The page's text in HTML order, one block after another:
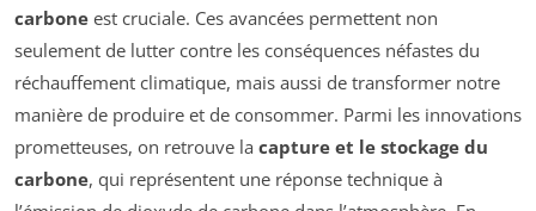
carbone est cruciale. Ces avancées permettent non
seulement de lutter contre les conséquences néfastes du
réchauffement climatique, mais aussi de transformer notre
manière de produire et de consommer. Parmi les innovations
prometteuses, on retrouve la capture et le stockage du
carbone, qui représentent une réponse technique à